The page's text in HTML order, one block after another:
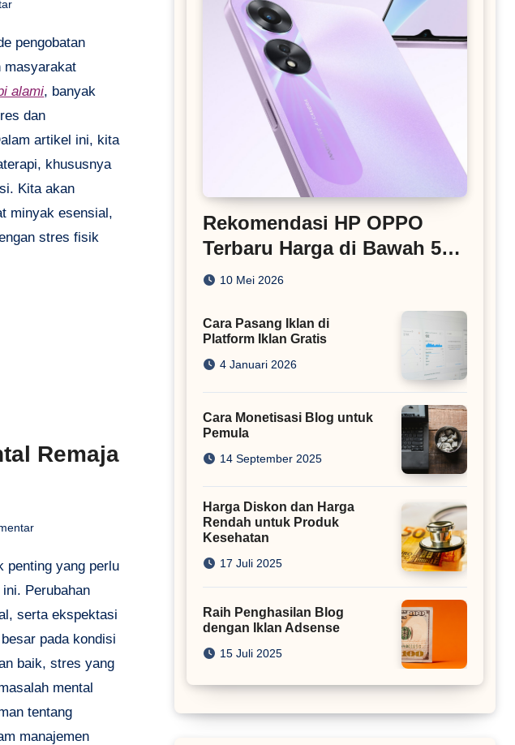
masyarakat
alami, banyak
dan
artikel ini, kita
khususnya
Kita akan
minyak esensial,
stres fisik
Remaja
penting yang perlu
Perubahan
serta ekspektasi
pada kondisi
baik, stres yang
mental
tentang
manajemen
Rekomendasi HP OPPO
Terbaru Harga di Bawah 5
Juta
10 Mei 2026
Cara Pasang Iklan di
Platform Iklan Gratis
4 Januari 2026
Cara Monetisasi Blog untuk
Pemula
14 September 2025
Harga Diskon dan Harga
Rendah untuk Produk
Kesehatan
17 Juli 2025
Raih Penghasilan Blog
dengan Iklan Adsense
15 Juli 2025